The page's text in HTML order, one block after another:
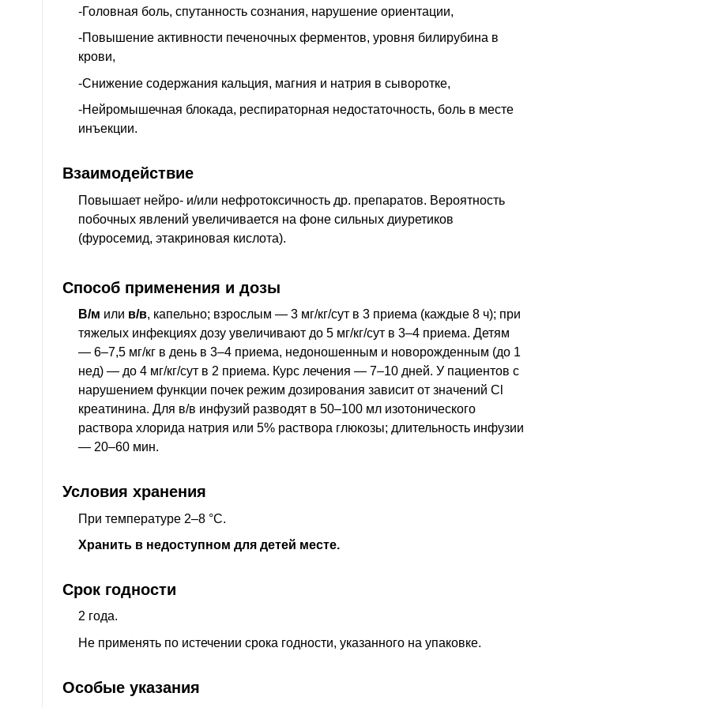
-Головная боль, спутанность сознания, нарушение ориентации,
-Повышение активности печеночных ферментов, уровня билирубина в
крови,
-Снижение содержания кальция, магния и натрия в сыворотке,
-Нейромышечная блокада, респираторная недостаточность, боль в месте
инъекции.
Взаимодействие
Повышает нейро- и/или нефротоксичность др. препаратов. Вероятность
побочных явлений увеличивается на фоне сильных диуретиков
(фуросемид, этакриновая кислота).
Способ применения и дозы
В/м или в/в, капельно; взрослым — 3 мг/кг/сут в 3 приема (каждые 8 ч); при
тяжелых инфекциях дозу увеличивают до 5 мг/кг/сут в 3–4 приема. Детям
— 6–7,5 мг/кг в день в 3–4 приема, недоношенным и новорожденным (до 1
нед) — до 4 мг/кг/сут в 2 приема. Курс лечения — 7–10 дней. У пациентов с
нарушением функции почек режим дозирования зависит от значений Cl
креатинина. Для в/в инфузий разводят в 50–100 мл изотонического
раствора хлорида натрия или 5% раствора глюкозы; длительность инфузии
— 20–60 мин.
Условия хранения
При температуре 2–8 °C.
Хранить в недоступном для детей месте.
Срок годности
2 года.
Не применять по истечении срока годности, указанного на упаковке.
Особые указания